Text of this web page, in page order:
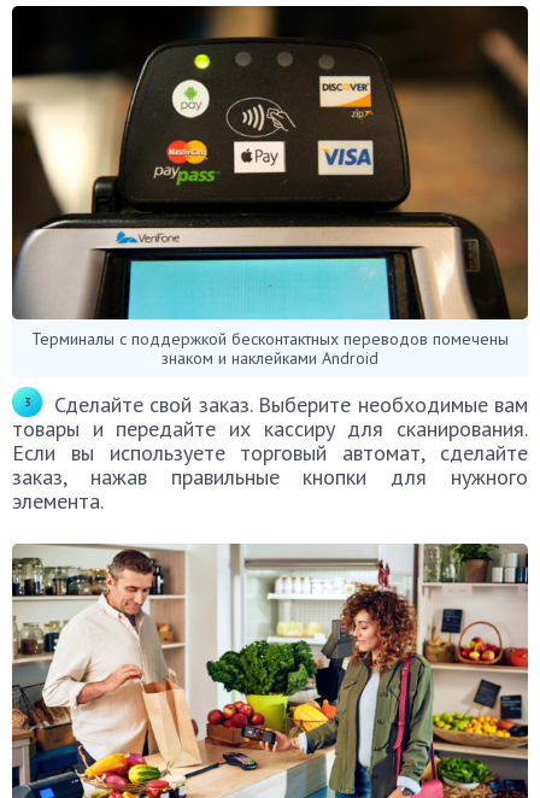
Терминалы с поддержкой бесконтактных переводов помечены
знаком и наклейками Android
Сделайте свой заказ. Выберите необходимые вам
товары и передайте их кассиру для сканирования.
Если вы используете торговый автомат, сделайте
заказ, нажав правильные кнопки для нужного
элемента.